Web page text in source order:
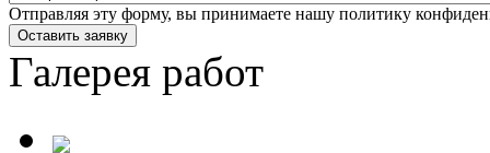
Отправляя эту форму, вы принимаете нашу политику
Оставить заявку
Галерея работ